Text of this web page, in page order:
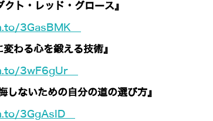
ト・レッド・グロース』
3GasBMK
変わる心を鍛える技術』
3wF6gUr
しないための自分の道の選び方』
3GgAsID